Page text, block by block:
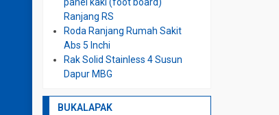
Ranjang RS
Roda Ranjang Rumah Sakit
Abs 5 Inchi
Rak Solid Stainless 4 Susun
Dapur MBG
BUKALAPAK